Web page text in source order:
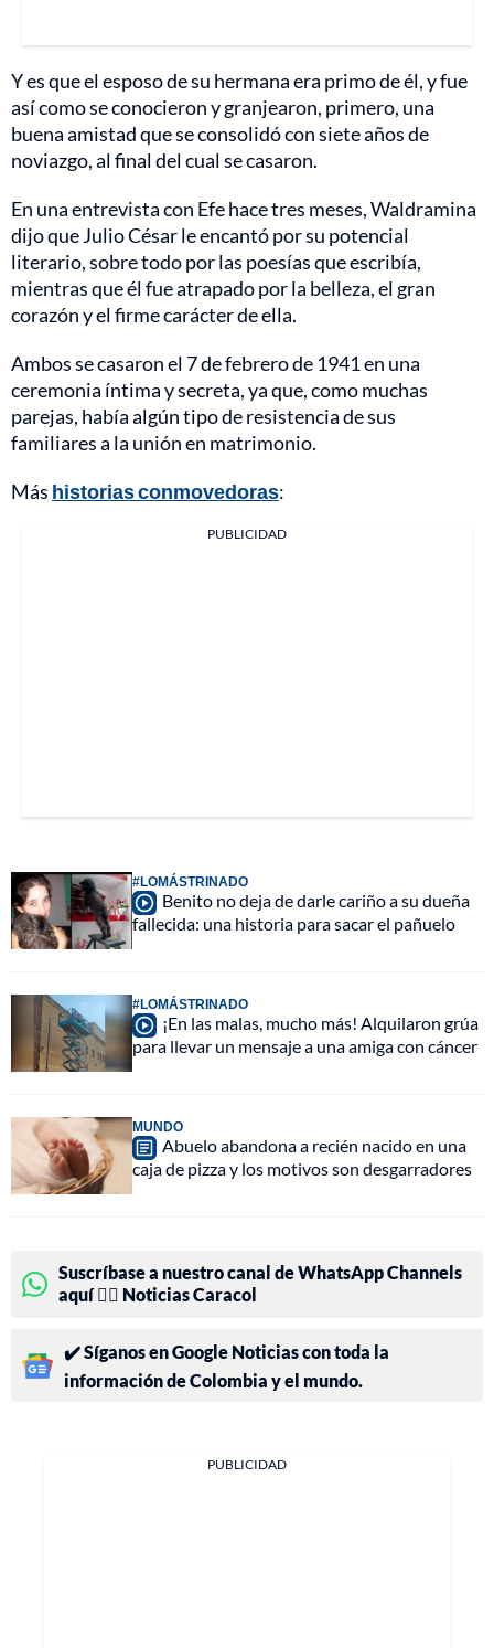
Y es que el esposo de su hermana era primo de él, y fue
así como se conocieron y granjearon, primero, una
buena amistad que se consolidó con siete años de
noviazgo, al final del cual se casaron.
En una entrevista con Efe hace tres meses, Waldramina
dijo que Julio César le encantó por su potencial
literario, sobre todo por las poesías que escribía,
mientras que él fue atrapado por la belleza, el gran
corazón y el firme carácter de ella.
Ambos se casaron el 7 de febrero de 1941 en una
ceremonia íntima y secreta, ya que, como muchas
parejas, había algún tipo de resistencia de sus
familiares a la unión en matrimonio.
Más historias conmovedoras:
PUBLICIDAD
#LOMÁSTRINADO
Benito no deja de darle cariño a su dueña
fallecida: una historia para sacar el pañuelo
#LOMÁSTRINADO
¡En las malas, mucho más! Alquilaron grúa
para llevar un mensaje a una amiga con cáncer
MUNDO
Abuelo abandona a recién nacido en una
caja de pizza y los motivos son desgarradores
Suscríbase a nuestro canal de WhatsApp Channels
aquí 👉🏻 Noticias Caracol
✔️ Síganos en Google Noticias con toda la
información de Colombia y el mundo.
PUBLICIDAD